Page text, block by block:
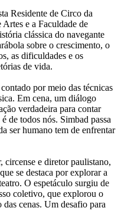
Residente de Circo da
e a Faculdade de
clássica do navegante
sobre o crescimento, o
as dificuldades e os
de vida.
por meio das técnicas
Em cena, um diálogo
verdadeira para contar
de todos nós. Simbad passa
ser humano tem de enfrentar
circense e diretor paulistano,
se destaca por explorar a
O espetáculo surgiu de
coletivo, que explorou o
cenas. Um desafio para